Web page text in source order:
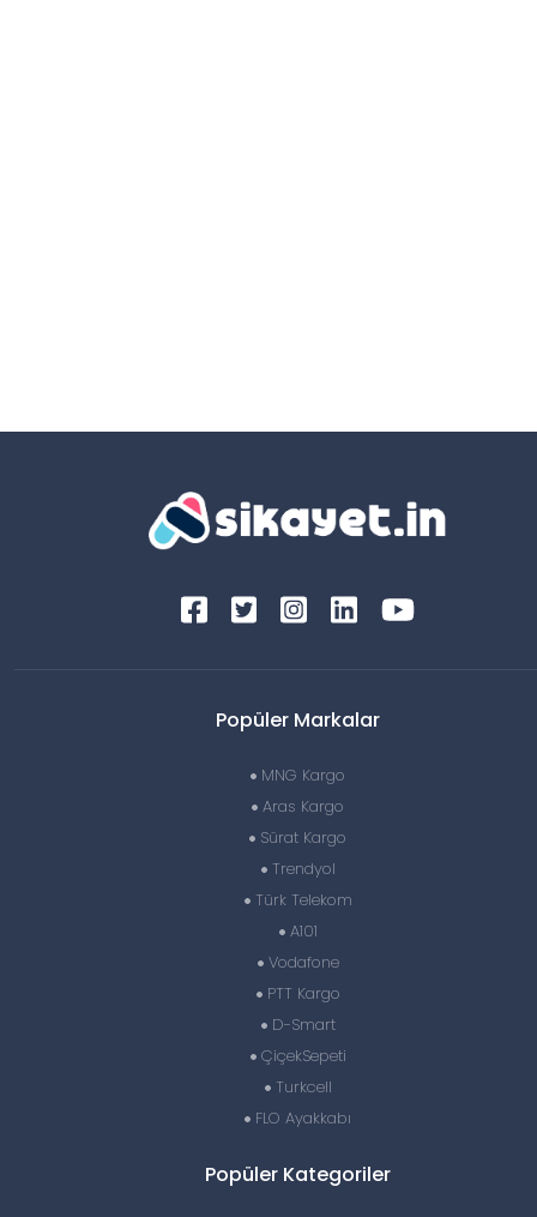
Popüler Markalar
MNG Kargo
Aras Kargo
Sürat Kargo
Trendyol
Türk Telekom
A101
Vodafone
PTT Kargo
D-Smart
ÇiçekSepeti
Turkcell
FLO Ayakkabı
Popüler Kategoriler